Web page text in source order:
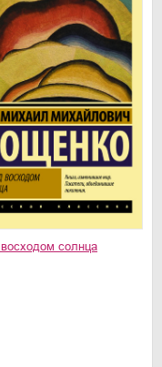
солнца